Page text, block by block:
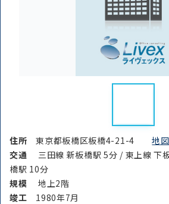
住所東京都板橋区板橋4-21-4地
交通
三田線 新板橋駅 5分 / 東上線 下
橋駅 10分
規模
地上2階
竣⼯ 1980年7月